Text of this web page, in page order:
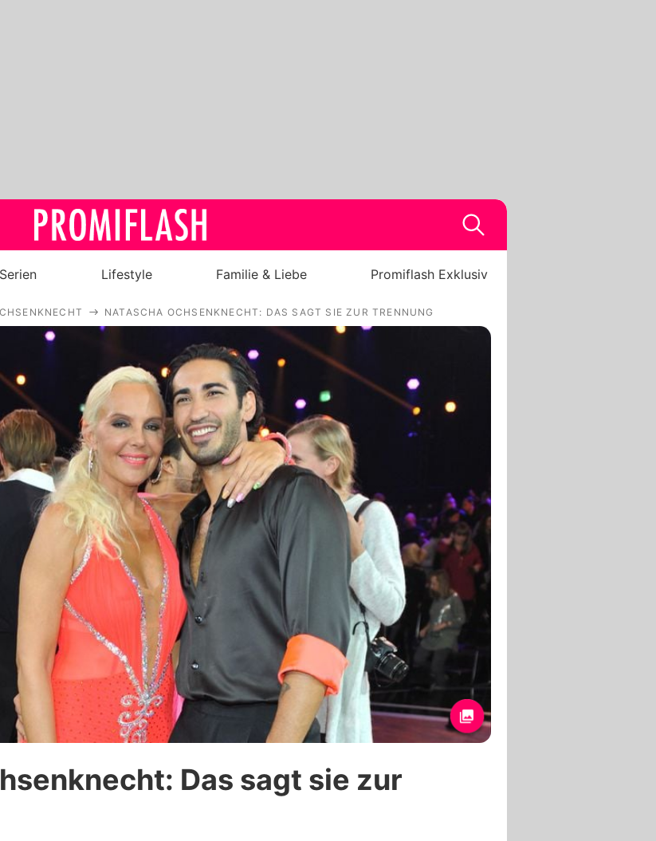
Royals
Filme & Serien
Lifestyle
Familie & Liebe
Promiflash Exklusiv
Alle Themen auf Promiflash
Jobs
App runterladen
Team
Redaktionelle Richtlinien
Impressum
Datenschutzerklärung
Nutzungsbedingungen
Lifestyle Familie & Liebe Promiflash Exklusiv
NATASCHA OCHSENKNECHT: DAS SAGT SIE ZUR TRENNUNG
Das sagt sie zur